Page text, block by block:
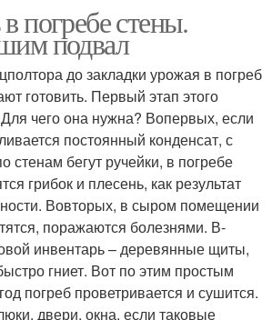
погребе стены.
подвал
до закладки урожая в погреб
готовить. Первый этап этого
чего она нужна? Во­первых, если
постоянный конденсат, с
стенам бегут ручейки, в погребе
грибок и плесень, как результат
Во­вторых, в сыром помещении
поражаются болезнями. В­
инвентарь – деревянные щиты,
гниет. Вот по этим простым
погреб проветривается и сушится.
двери, окна, если таковые